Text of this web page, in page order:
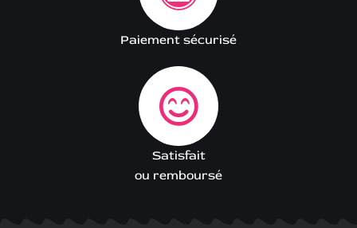
Paiement sécurisé
Satisfait
ou remboursé